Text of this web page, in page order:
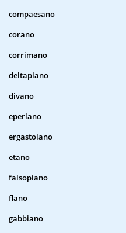
compaesano
corano
corrimano
deltaplano
divano
eperlano
ergastolano
etano
falsopiano
flano
gabbiano